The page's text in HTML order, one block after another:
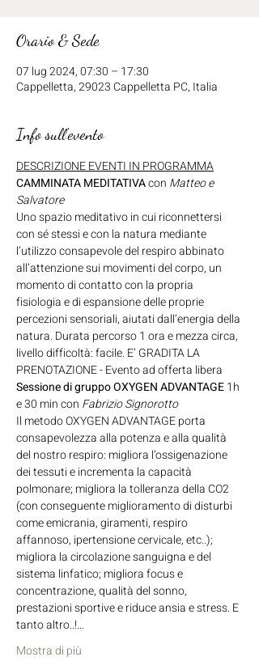
Orario & Sede
07 lug 2024, 07:30 – 17:30
Cappelletta, 29023 Cappelletta PC, Italia
Info sull'evento
DESCRIZIONE EVENTI IN PROGRAMMA
CAMMINATA MEDITATIVA con Matteo e
Salvatore
Uno spazio meditativo in cui riconnettersi
con sé stessi e con la natura mediante
l’utilizzo consapevole del respiro abbinato
all’attenzione sui movimenti del corpo, un
momento di contatto con la propria
fisiologia e di espansione delle proprie
percezioni sensoriali, aiutati dall’energia della
natura. Durata percorso 1 ora e mezza circa,
livello difficoltà: facile. E’ GRADITA LA
PRENOTAZIONE - Evento ad offerta libera
Sessione di gruppo OXYGEN ADVANTAGE 1h
e 30 min con Fabrizio Signorotto
Il metodo OXYGEN ADVANTAGE porta
consapevolezza alla potenza e alla qualità
del nostro respiro: migliora l’ossigenazione
dei tessuti e incrementa la capacità
polmonare; migliora la tolleranza della CO2
(con conseguente miglioramento di disturbi
come emicrania, giramenti, respiro
affannoso, ipertensione cervicale, etc..);
migliora la circolazione sanguigna e del
sistema linfatico; migliora focus e
concentrazione, qualità del sonno,
prestazioni sportive e riduce ansia e stress. E
tanto altro..!…
Mostra di più